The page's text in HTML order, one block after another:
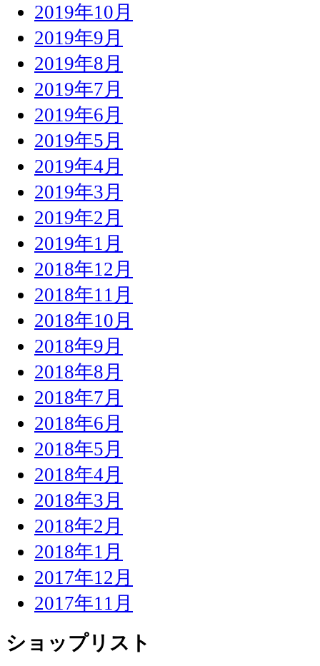
2019年10月
2019年9月
2019年8月
2019年7月
2019年6月
2019年5月
2019年4月
2019年3月
2019年2月
2019年1月
2018年12月
2018年11月
2018年10月
2018年9月
2018年8月
2018年7月
2018年6月
2018年5月
2018年4月
2018年3月
2018年2月
2018年1月
2017年12月
2017年11月
ショップリスト